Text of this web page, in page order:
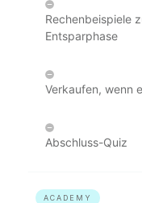
Rechenbeispiele
Entsparphase
Verkaufen, wenn
Abschluss-Quiz
ACADEMY